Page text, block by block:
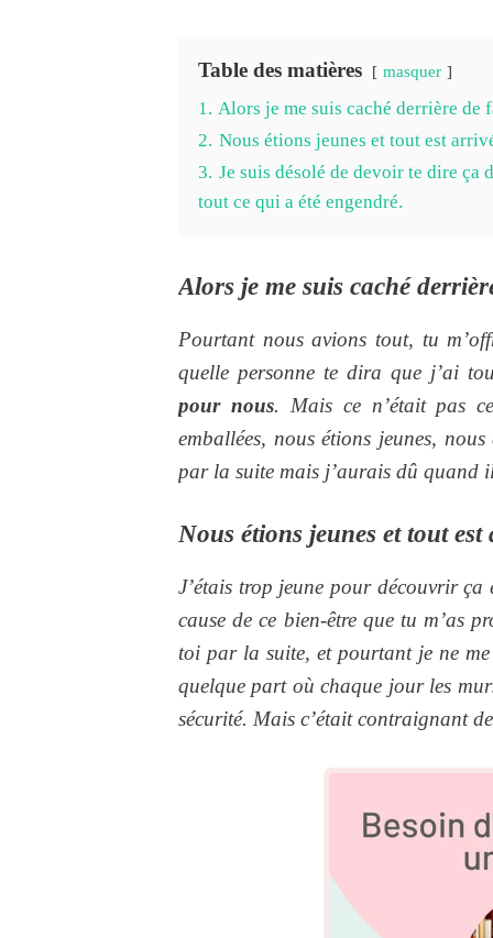
Table des matières masquer
1. Alors je me suis caché derrière de
2. Nous étions jeunes et tout est
3. Je suis désolé de devoir te dire ça
tout ce qui a été engendré.
Alors je me suis caché
Pourtant nous avions tout, tu
quelle personne te dira que j’ai
pour nous. Mais ce n’était pas
emballées, nous étions jeunes,
par la suite mais j’aurais dû quand
Nous étions jeunes et tout est
J’étais trop jeune pour découvrir ça
cause de ce bien-être que tu m’as
toi par la suite, et pourtant je ne
quelque part où chaque jour les
sécurité. Mais c’était contraignant